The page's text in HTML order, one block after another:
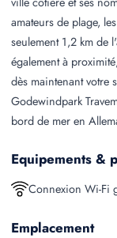
amateurs de plage,
seulement 1,2 km de
également à
dès maintenant votre
Godewindpark
bord de mer en
Equipements &
Connexion Wi-Fi
Emplacement